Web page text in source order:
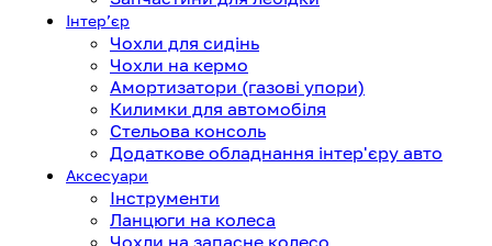
Інтерʼєр
Чохли для сидінь
Чохли на кермо
Амортизатори (газові упори)
Килимки для автомобіля
Стельова консоль
Додаткове обладнання інтер'єру авто
Аксесуари
Інструменти
Ланцюги на колеса
Чохли на запасне колесо